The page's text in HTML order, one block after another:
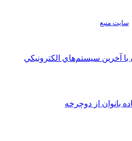
سايت منبع
آخرين سيستم‌هاي الكترونيكي
بانوان از دوچرخه